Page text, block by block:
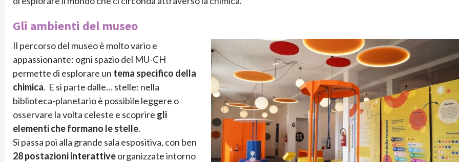
Gli ambienti del museo
Il percorso del museo è molto vario e
appassionante: ogni spazio del MU-CH
permette di esplorare un tema specifico della
chimica. E si parte dalle… stelle: nella
biblioteca-planetario è possibile leggere o
osservare la volta celeste e scoprire gli
elementi che formano le stelle.
Si passa poi alla grande sala espositiva, con ben
28 postazioni interattiveorganizzate intorno